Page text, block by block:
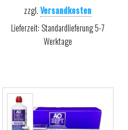
zzgl.Versandkosten
Lieferzeit: Standardlieferung 5-7
Werktage